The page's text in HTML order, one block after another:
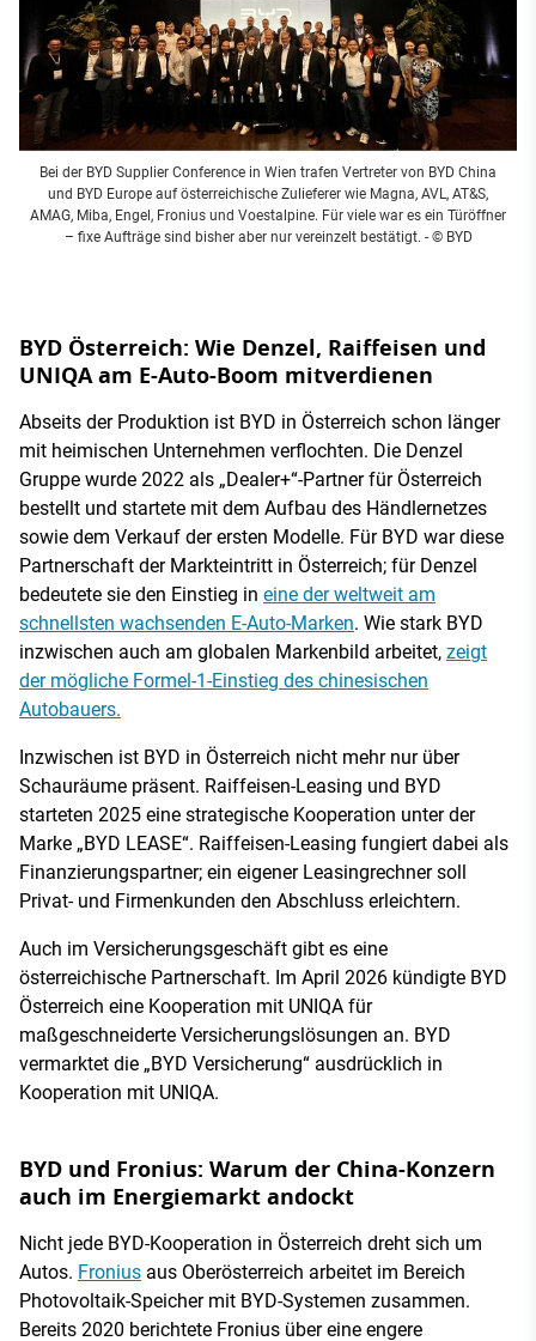
Bei der BYD Supplier Conference in Wien trafen Vertreter von BYD China
und BYD Europe auf österreichische Zulieferer wie Magna, AVL, AT&S,
AMAG, Miba, Engel, Fronius und Voestalpine. Für viele war es ein Türöffner
– fixe Aufträge sind bisher aber nur vereinzelt bestätigt. - © BYD
BYD Österreich: Wie Denzel, Raiffeisen und
UNIQA am E-Auto-Boom mitverdienen
Abseits der Produktion ist BYD in Österreich schon länger
mit heimischen Unternehmen verflochten. Die Denzel
Gruppe wurde 2022 als „Dealer+“-Partner für Österreich
bestellt und startete mit dem Aufbau des Händlernetzes
sowie dem Verkauf der ersten Modelle. Für BYD war diese
Partnerschaft der Markteintritt in Österreich; für Denzel
bedeutete sie den Einstieg in eine der weltweit am
schnellsten wachsenden E-Auto-Marken. Wie stark BYD
inzwischen auch am globalen Markenbild arbeitet, zeigt
der mögliche Formel-1-Einstieg des chinesischen
Autobauers.
Inzwischen ist BYD in Österreich nicht mehr nur über
Schauräume präsent. Raiffeisen-Leasing und BYD
starteten 2025 eine strategische Kooperation unter der
Marke „BYD LEASE“. Raiffeisen-Leasing fungiert dabei als
Finanzierungspartner; ein eigener Leasingrechner soll
Privat- und Firmenkunden den Abschluss erleichtern.
Auch im Versicherungsgeschäft gibt es eine
österreichische Partnerschaft. Im April 2026 kündigte BYD
Österreich eine Kooperation mit UNIQA für
maßgeschneiderte Versicherungslösungen an. BYD
vermarktet die „BYD Versicherung“ ausdrücklich in
Kooperation mit UNIQA.
BYD und Fronius: Warum der China-Konzern
auch im Energiemarkt andockt
Nicht jede BYD-Kooperation in Österreich dreht sich um
Autos. Fronius aus Oberösterreich arbeitet im Bereich
Photovoltaik-Speicher mit BYD-Systemen zusammen.
Bereits 2020 berichtete Fronius über eine engere